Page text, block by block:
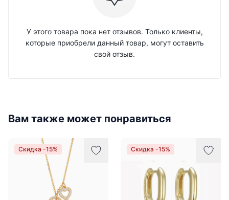
У этого товара пока нет отзывов. Только клиенты,
которые приобрели данный товар, могут оставить
свой отзыв.
Вам также может понравиться
Скидка -15% Скидка -15%